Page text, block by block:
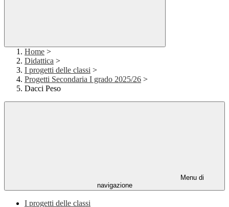
Home >
Didattica >
I progetti delle classi >
Progetti Secondaria I grado 2025/26 >
Dacci Peso
Menu di
navigazione
I progetti delle classi